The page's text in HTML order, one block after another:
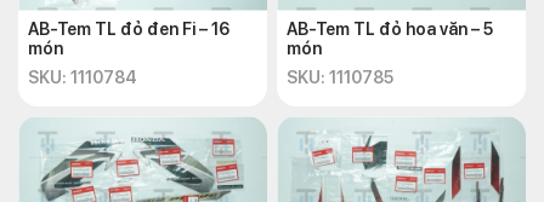
AB-Tem TL đỏ đen Fi – 16
món
SKU: 1110784
AB-Tem TL đỏ hoa văn – 5
món
SKU: 1110785